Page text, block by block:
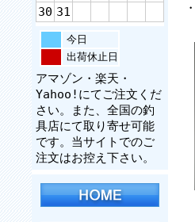
30 31
今日
出荷休止日
アマゾン・楽天・
Yahoo!にてご注文くだ
さい。また、全国の釣
具店にて取り寄せ可能
です。当サイトでのご
注文はお控え下さい。